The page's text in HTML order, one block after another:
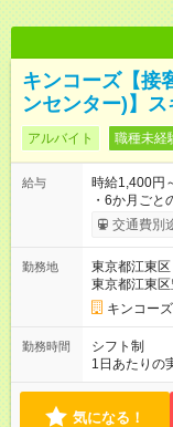
キンコーズ【接
ンセンター)】
アルバイト 職種未経
給与
時給1,400円
・6か月ご
ある人にし
後に時給が上がる可
す。
交通費別
勤務地
東京都江東区
東京都江東
キンコー
勤務時間
シフト制
1日あたりの
い方大歓迎
気になる！